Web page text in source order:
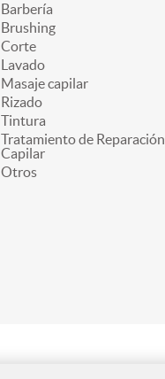
Barbería
Brushing
Corte
Lavado
Masaje capilar
Rizado
Tintura
Tratamiento de Reparación
Capilar
Otros